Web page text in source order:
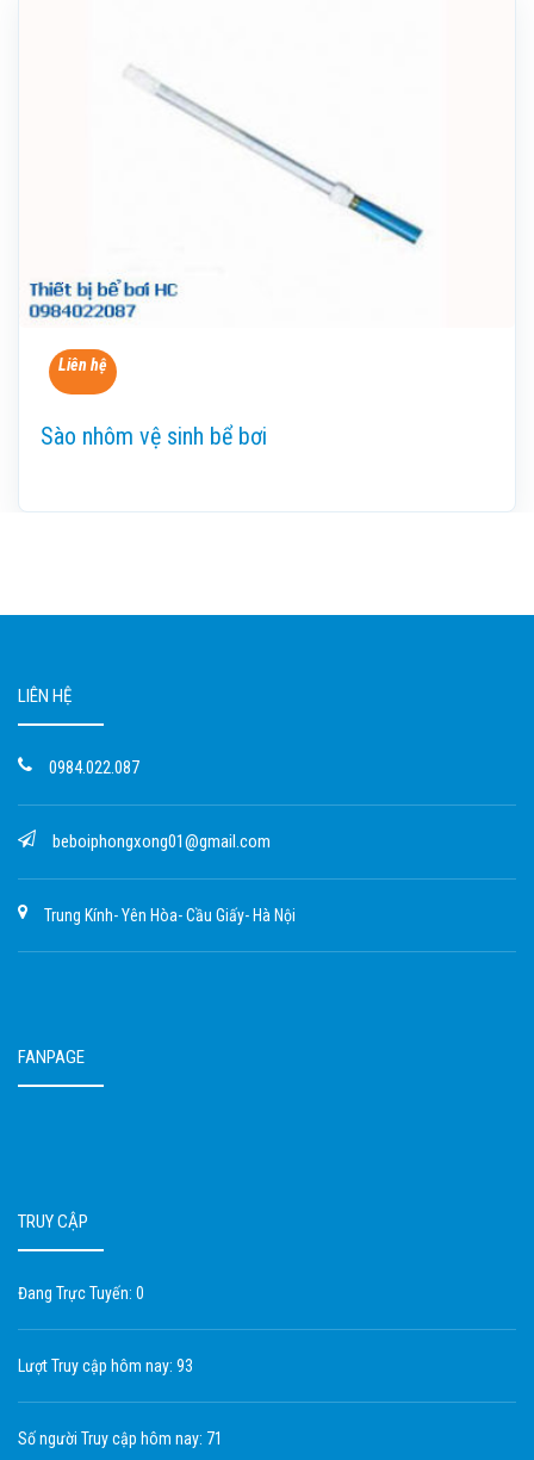
Liên hệ
Sào nhôm vệ sinh bể bơi
LIÊN HỆ
0984.022.087
beboiphongxong01@gmail.com
Trung Kính- Yên Hòa- Cầu Giấy- Hà Nội
FANPAGE
TRUY CẬP
Đang Trực Tuyến: 0
Lượt Truy cập hôm nay: 93
Số người Truy cập hôm nay: 71